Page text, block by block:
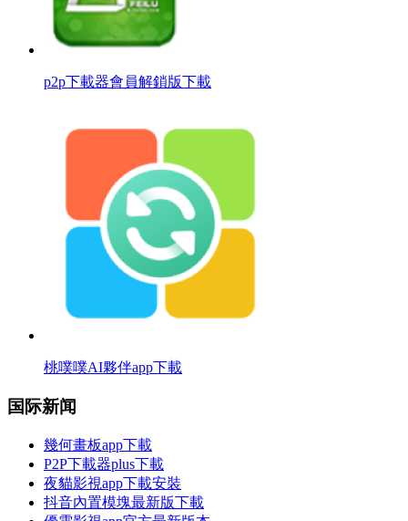
p2p下載器會員解鎖版下載
桃噗噗AI夥伴app下載
国际新闻
幾何畫板app下載
P2P下載器plus下載
夜貓影視app下載安裝
抖音內置模塊最新版下載